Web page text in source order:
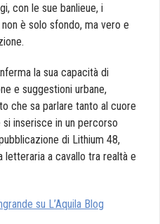
con le sue banlieue, i
è solo sfondo, ma vero e
la sua capacità di
e suggestioni urbane,
che sa parlare tanto al cuore
inserisce in un percorso
di Lithium 48,
a cavallo tra realtà e
su L’Aquila Blog